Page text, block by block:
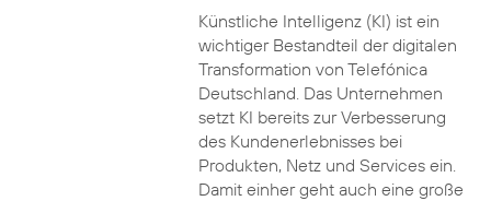
Künstliche Intelligenz (KI) ist ein
wichtiger Bestandteil der digitalen
Transformation von Telefónica
Deutschland. Das Unternehmen
setzt KI bereits zur Verbesserung
des Kundenerlebnisses bei
Produkten, Netz und Services ein.
Damit einher geht auch eine große